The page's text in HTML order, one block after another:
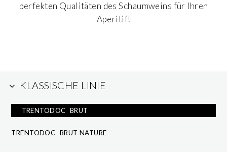
perfekten Qualitäten des Schaumweins für Ihren
Aperitif!
KLASSISCHE LINIE
TRENTODOC BRUT
TRENTODOC BRUT NATURE